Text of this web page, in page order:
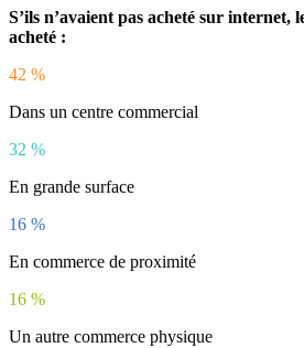
S’ils n’avaient pas acheté sur internet,
acheté :
42 %
Dans un centre commercial
32 %
En grande surface
16 %
En commerce de proximité
16 %
Un autre commerce physique